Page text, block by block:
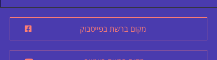
מקום ברשת בפייסבוק